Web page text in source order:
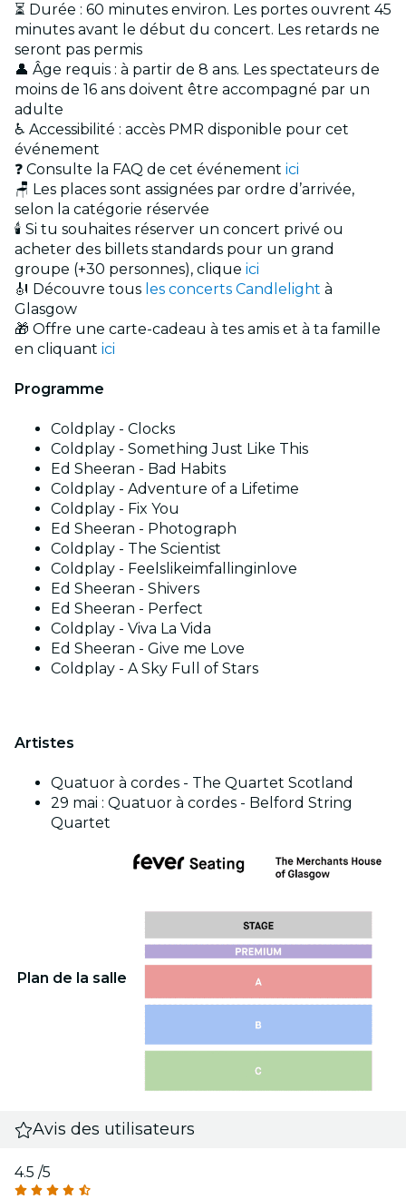
⏳ Durée : 60 minutes environ. Les portes ouvrent 45
minutes avant le début du concert. Les retards ne
seront pas permis
👤 Âge requis : à partir de 8 ans. Les spectateurs de
moins de 16 ans doivent être accompagné par un
adulte
♿ Accessibilité : accès PMR disponible pour cet
événement
❓ Consulte la FAQ de cet événement ici
🪑 Les places sont assignées par ordre d’arrivée,
selon la catégorie réservée
🕯️ Si tu souhaites réserver un concert privé ou
acheter des billets standards pour un grand
groupe (+30 personnes), clique ici
🎻 Découvre tous les concerts Candlelight à
Glasgow
🎁 Offre une carte-cadeau à tes amis et à ta famille
en cliquant ici
Programme
Coldplay - Clocks
Coldplay - Something Just Like This
Ed Sheeran - Bad Habits
Coldplay - Adventure of a Lifetime
Coldplay - Fix You
Ed Sheeran - Photograph
Coldplay - The Scientist
Coldplay - Feelslikeimfallinginlove
Ed Sheeran - Shivers
Ed Sheeran - Perfect
Coldplay - Viva La Vida
Ed Sheeran - Give me Love
Coldplay - A Sky Full of Stars
Artistes
Quatuor à cordes - The Quartet Scotland
29 mai : Quatuor à cordes - Belford String
Quartet
Plan de la salle
Avis des utilisateurs
4.5 /5